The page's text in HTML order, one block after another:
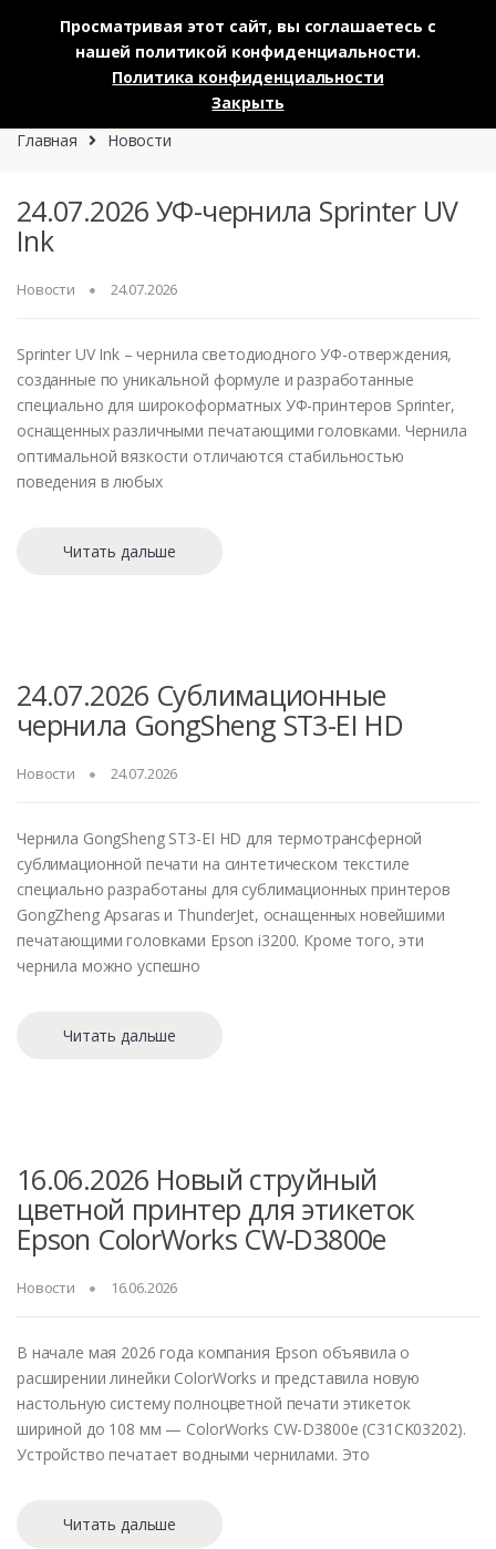
Skip to navigation
Skip to content
Главная Новости
24.07.2026 УФ-чернила Sprinter UV
Ink
Новости 24.07.2026
Sprinter UV Ink – чернила светодиодного УФ-отверждения,
созданные по уникальной формуле и разработанные
специально для широкоформатных УФ-принтеров Sprinter,
оснащенных различными печатающими головками. Чернила
оптимальной вязкости отличаются стабильностью
поведения в любых
Читать дальше
24.07.2026 Сублимационные
чернила GongSheng ST3-EI HD
Новости 24.07.2026
Чернила GongSheng ST3-EI HD для термотрансферной
сублимационной печати на синтетическом текстиле
специально разработаны для сублимационных принтеров
GongZheng Apsaras и ThunderJet, оснащенных новейшими
печатающими головками Epson i3200. Кроме того, эти
чернила можно успешно
Читать дальше
16.06.2026 Новый струйный
цветной принтер для этикеток
Epson ColorWorks CW-D3800e
Новости 16.06.2026
В начале мая 2026 года компания Epson объявила о
расширении линейки ColorWorks и представила новую
настольную систему полноцветной печати этикеток
шириной до 108 мм — ColorWorks CW-D3800e (C31CK03202).
Устройство печатает водными чернилами. Это
Читать дальше
Просматривая этот сайт, вы соглашаетесь с
нашей политикой конфиденциальности.
Политика конфиденциальности
Закрыть